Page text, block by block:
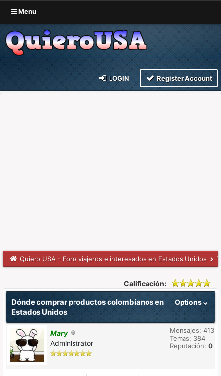
Menu
LOGIN Register Account
Quiero USA - Foro viajeros e interesados en Estados Unidos
Calificación:
Options
Dónde comprar productos colombianos en
Estados Unidos
Mary
Administrator
Mensajes: 413
Temas: 384
Reputación: 0